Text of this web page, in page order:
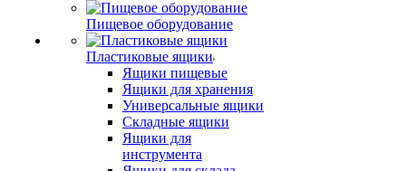
Пищевое оборудование
Пластиковые ящики
Ящики пищевые
Ящики для хранения
Универсальные ящики
Складные ящики
Ящики для
инструмента